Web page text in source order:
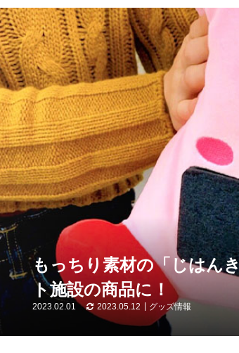
もっちり素材の「じはん
ト施設の商品に！
2023.02.01 2023.05.12 グッズ情報